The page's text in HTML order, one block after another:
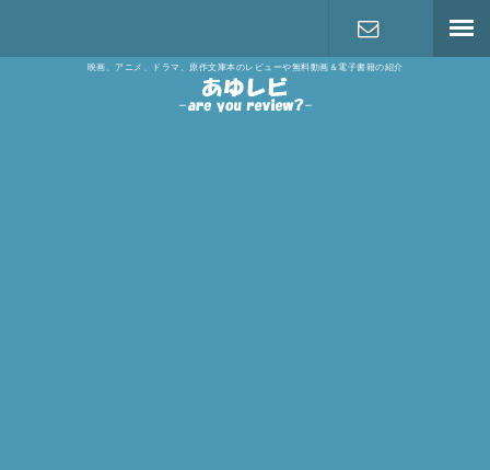
映画、アニメ、ドラマ、原作文庫本のレビューや無料動画＆電子書籍の紹介